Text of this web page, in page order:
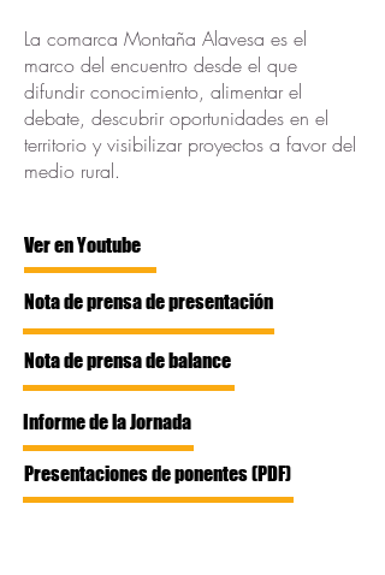
La comarca Montaña Alavesa es el
marco del encuentro desde el que
difundir conocimiento, alimentar el
debate, descubrir oportunidades en el
territorio y visibilizar proyectos a favor del
medio rural.
Ver en Youtube
Nota de prensa de presentación
Nota de prensa de balance
Informe de la Jornada
Presentaciones de ponentes (PDF)